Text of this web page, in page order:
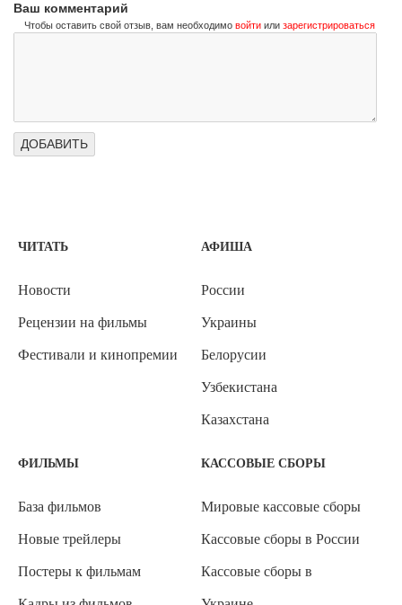
Ваш комментарий
Чтобы оставить свой отзыв, вам необходимо войти или зарегистрироваться
ЧИТАТЬ
Новости
Рецензии на фильмы
Фестивали и кинопремии
АФИША
России
Украины
Белорусии
Узбекистана
Казахстана
ФИЛЬМЫ
База фильмов
Новые трейлеры
Постеры к фильмам
КАССОВЫЕ СБОРЫ
Мировые кассовые сборы
Кассовые сборы в России
Кассовые сборы в